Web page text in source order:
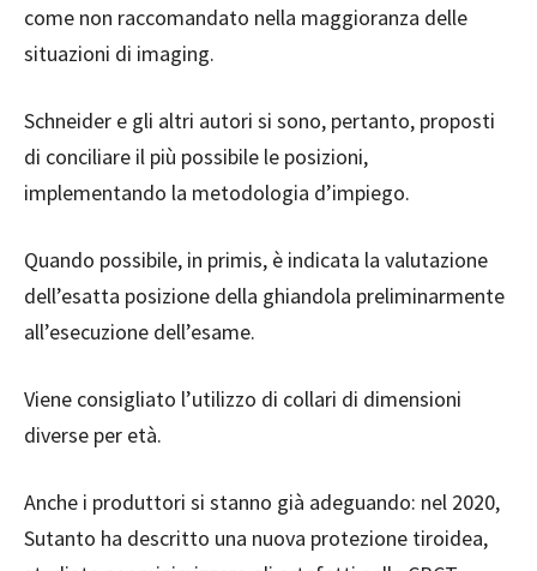
come non raccomandato nella maggioranza delle
situazioni di imaging.
Schneider e gli altri autori si sono, pertanto, proposti
di conciliare il più possibile le posizioni,
implementando la metodologia d’impiego.
Quando possibile, in primis, è indicata la valutazione
dell’esatta posizione della ghiandola preliminarmente
all’esecuzione dell’esame.
Viene consigliato l’utilizzo di collari di dimensioni
diverse per età.
Anche i produttori si stanno già adeguando: nel 2020,
Sutanto ha descritto una nuova protezione tiroidea,